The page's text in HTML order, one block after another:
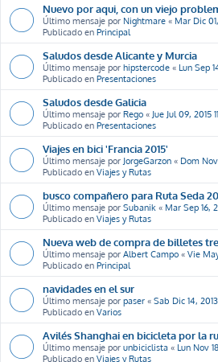
Nuevo por aqui, con un viejo
Último mensaje por Nightmare « Mar Dic
Publicado en Principal
Saludos desde Alicante y Murcia
Último mensaje por hipstercode « Lun Sep
Publicado en Presentaciones
Saludos desde Galicia
Último mensaje por Rego « Jue Jul 09, 2015
Publicado en Presentaciones
Viajes en bici 'Francia 2015'
Último mensaje por JorgeGarzon « Dom
Publicado en Viajes y Rutas
busco compañero para Ruta Seda
Último mensaje por Subanik « Mar Sep 16,
Publicado en Viajes y Rutas
Nueva web de compra de billetes
Último mensaje por Albert Campo « Vie
Publicado en Principal
navidades en el sur
Último mensaje por paser « Sab Dic 14,
Publicado en Varios
Avilés Shanghai en bicicleta por la
Último mensaje por unbiciclista « Lun Nov
Publicado en Viajes y Rutas